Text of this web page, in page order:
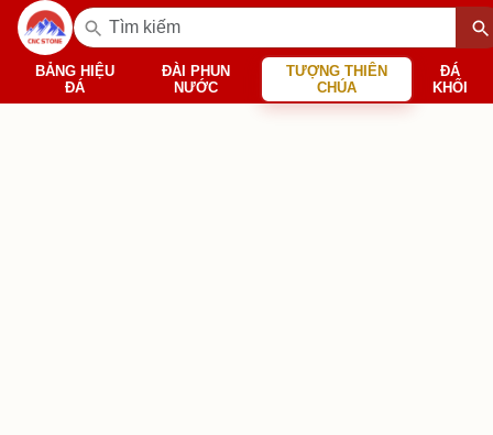
BẢNG HIỆU
ĐÁ
ĐÀI PHUN
NƯỚC
TƯỢNG THIÊN
CHÚA
ĐÁ
KHỐI